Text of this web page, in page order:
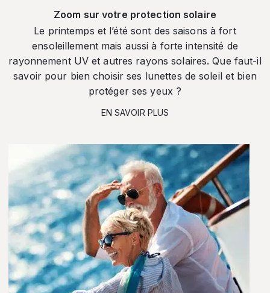
Zoom sur votre protection solaire
Le printemps et l’été sont des saisons à fort
ensoleillement mais aussi à forte intensité de
rayonnement UV et autres rayons solaires. Que faut-il
savoir pour bien choisir ses lunettes de soleil et bien
protéger ses yeux ?
EN SAVOIR PLUS